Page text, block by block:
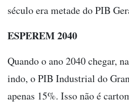
século era metade do PIB
ESPEREM 2040
Quando o ano 2040 chegar,
indo, o PIB Industrial do
apenas 15%. Isso não é